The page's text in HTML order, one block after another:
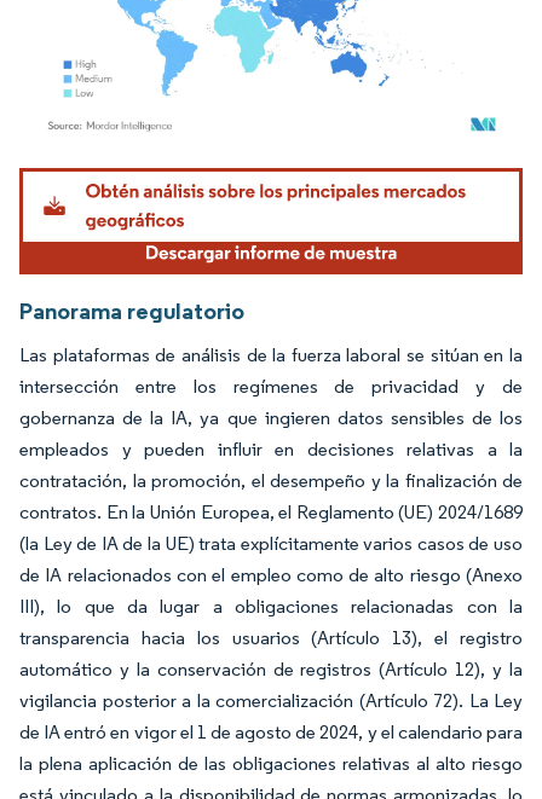
Imagen © Mordor Intelligence. El uso requiere atribución según CC BY 4.0.
Panorama regulatorio
Las plataformas de análisis de la fuerza laboral se sitúan en la
intersección entre los regímenes de privacidad y de
gobernanza de la IA, ya que ingieren datos sensibles de los
empleados y pueden influir en decisiones relativas a la
contratación, la promoción, el desempeño y la finalización de
contratos. En la Unión Europea, el Reglamento (UE) 2024/1689
(la Ley de IA de la UE) trata explícitamente varios casos de uso
de IA relacionados con el empleo como de alto riesgo (Anexo
III), lo que da lugar a obligaciones relacionadas con la
transparencia hacia los usuarios (Artículo 13), el registro
automático y la conservación de registros (Artículo 12), y la
vigilancia posterior a la comercialización (Artículo 72). La Ley
de IA entró en vigor el 1 de agosto de 2024, y el calendario para
la plena aplicación de las obligaciones relativas al alto riesgo